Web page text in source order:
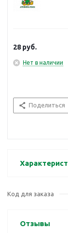
28 руб.
Нет в наличии
Поделиться
Код для заказа
Отзывы